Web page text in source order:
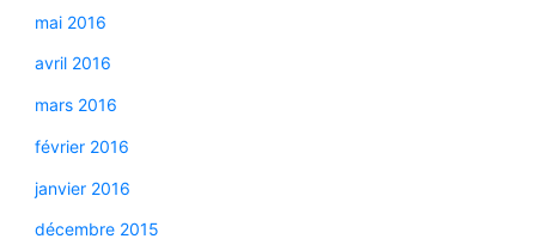
mai 2016
avril 2016
mars 2016
février 2016
janvier 2016
décembre 2015